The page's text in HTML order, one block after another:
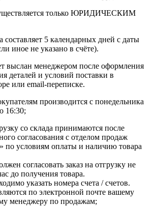
только ЮРИДИЧЕСКИМ
составляет 5 календарных дней с даты
иное не указано в счёте).
выслан менеджером после оформления
деталей и условий поставки в
или email-переписке.
производится с понедельника
16:30;
со склада принимаются после
согласования с отделом продаж
условиям оплаты и наличию товара
согласовать заказ на отгрузку не
до получения товара.
указать номера счета / счетов.
по электронной почте вашему
менеджеру по продажам;